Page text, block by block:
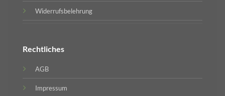
Widerrufsbelehrung
Rechtliches
AGB
Impressum